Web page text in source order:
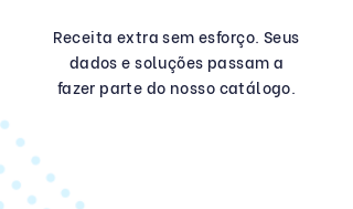
Receita extra sem esforço. Seus
dados e soluções passam a
fazer parte do nosso catálogo.